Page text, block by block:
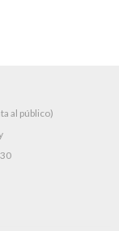
al público)